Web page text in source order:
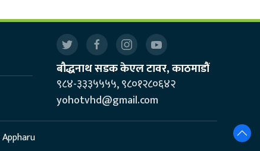
बौद्धनाथ सडक केएल टावर, काठमाडौं
९८४-३३३५५५५, ९८०१२८०६४२
yohotvhd@gmail.com
Appharu